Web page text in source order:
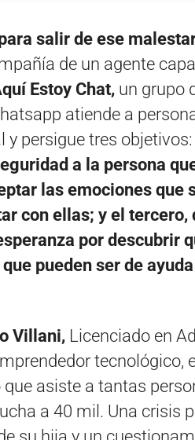
salir de ese
de un agente
Estoy Chat, un grupo
atiende a
persigue tres objetivos:
a la persona
las emociones que
con ellas; y el tercero,
por descubrir
pueden ser de
Villani, Licenciado en
tecnológico,
asiste a tantas
a 40 mil. Una crisis